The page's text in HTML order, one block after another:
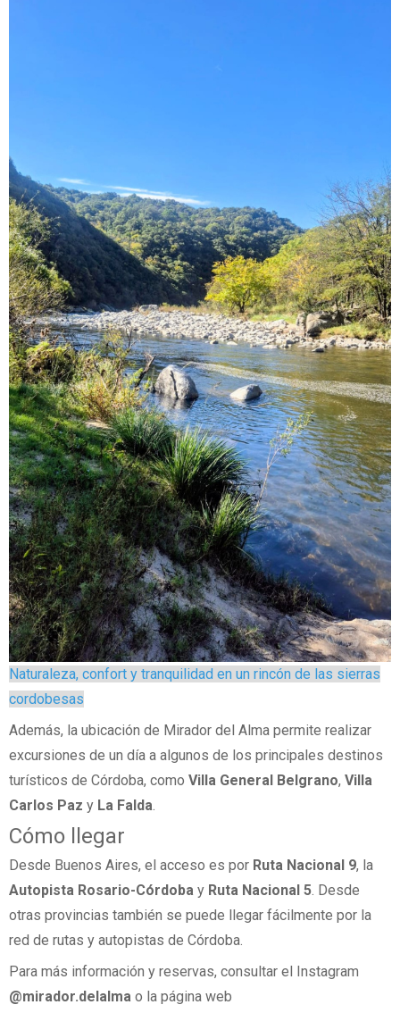
Naturaleza, confort y tranquilidad en un rincón de las sierras
cordobesas
Además, la ubicación de Mirador del Alma permite realizar
excursiones de un día a algunos de los principales destinos
turísticos de Córdoba, como Villa General Belgrano, Villa
Carlos Paz y La Falda.
Cómo llegar
Desde Buenos Aires, el acceso es por Ruta Nacional 9, la
Autopista Rosario-Córdoba y Ruta Nacional 5. Desde
otras provincias también se puede llegar fácilmente por la
red de rutas y autopistas de Córdoba.
Para más información y reservas, consultar el Instagram
@mirador.delalma o la página web